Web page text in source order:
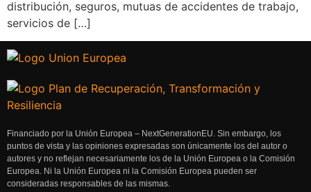
distribución, seguros, mutuas de accidentes de trabajo,
servicios de […]
Financiado por la Unión Europea – NextGenerationEU. Sin embargo, los
puntos de vista y las opiniones expresadas son únicamente los del autor o
autores y no reflejan necesariamente los de la Unión Europea o la Comisión
Europea. Ni la Unión Europea ni la Comisión Europea pueden ser
consideradas responsables de las mismas.